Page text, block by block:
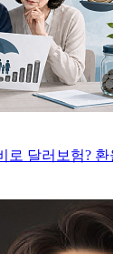
로 달러보험?